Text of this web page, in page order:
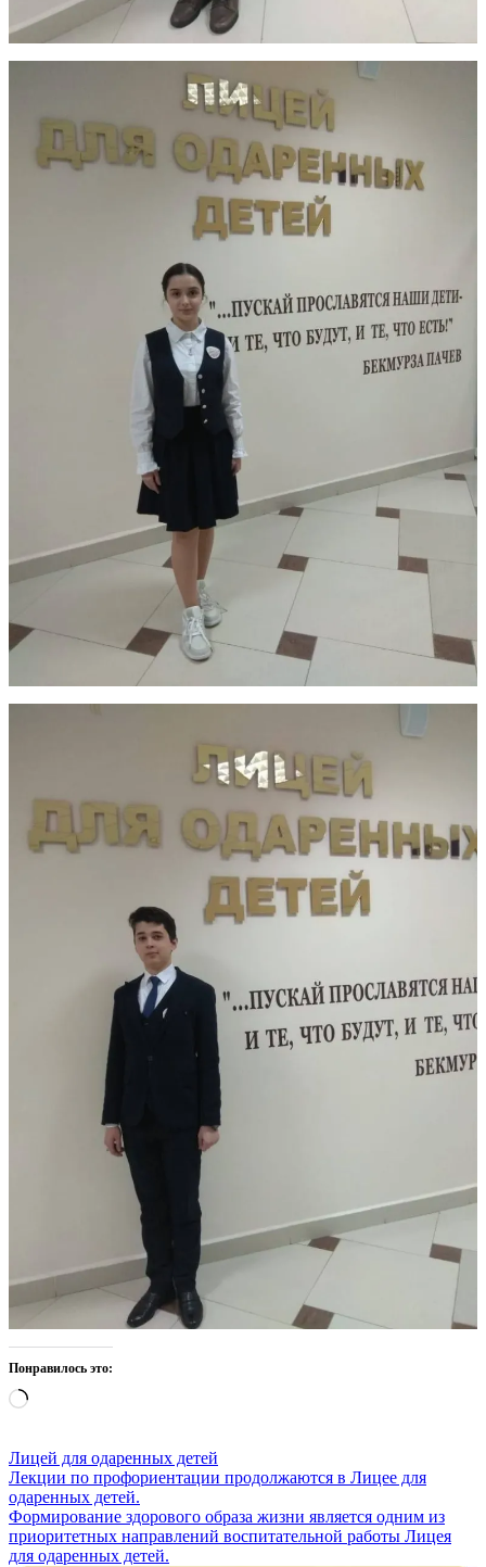
Понравилось это:
Загрузка…
Лицей для одаренных детей
Навигация
по
записям
Лекции по профориентации продолжаются в Лицее для
одаренных детей.
Формирование здорового образа жизни является одним из
приоритетных направлений воспитательной работы Лицея
для одаренных детей.